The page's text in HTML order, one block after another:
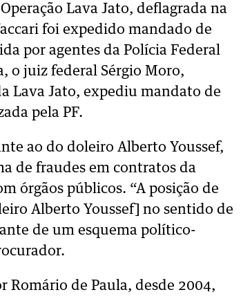
Lava Jato, deflagrada na
foi expedido mandado de
por agentes da Polícia Federal
o juiz federal Sérgio Moro,
Lava Jato, expediu mandato de
pela PF.
ao do doleiro Alberto Youssef,
de fraudes em contratos da
órgãos públicos. “A posição de
Alberto Youssef] no sentido de
de um esquema político-
Romário de Paula, desde 2004,